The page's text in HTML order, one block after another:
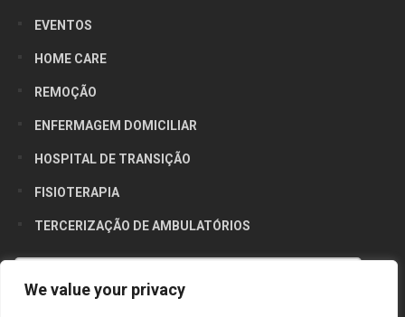
Utilizamos cookies para oferecer melhor
We value your privacy
EVENTOS
HOME CARE
REMOÇÃO
ENFERMAGEM DOMICILIAR
HOSPITAL DE TRANSIÇÃO
FISIOTERAPIA
TERCERIZAÇÃO DE AMBULATÓRIOS